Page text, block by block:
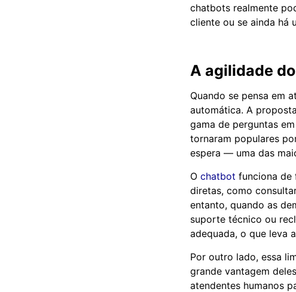
chatbots realmente
cliente ou se ainda há
A agilidade
Quando se pensa em
automática. A
gama de perguntas
tornaram populares
espera — uma das
O chatbot funciona de
diretas, como
entanto, quando as
suporte técnico ou
adequada, o que leva
Por outro lado, essa
grande vantagem
atendentes humanos